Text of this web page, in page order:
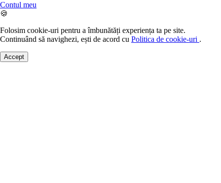
Contul meu
🍪
Folosim cookie-uri pentru a îmbunătăți experiența ta pe site.
Continuând să navighezi, ești de acord cu Politica de cookie-uri .
Accept